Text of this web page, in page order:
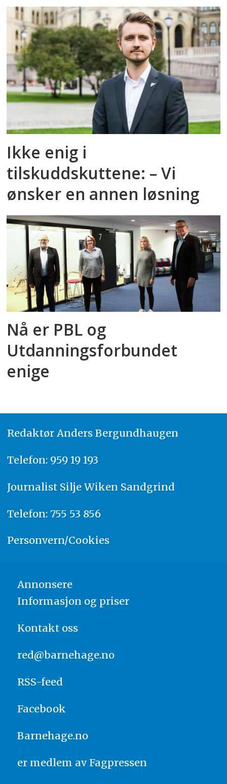
Ikke enig i
tilskuddskuttene: – Vi
ønsker en annen løsning
Nå er PBL og
Utdanningsforbundet
enige
Redaktør Anders Bergundhaugen
Telefon: 959 19 193
Journalist Silje Wiken Sandgrind
Telefon: 755 53 856
Personvern/Cookies
Annonsere
Informasjon og priser
Kontakt oss
red@barnehage.no
RSS-feed
Facebook
Barnehage.no
er medlem av Fagpressen